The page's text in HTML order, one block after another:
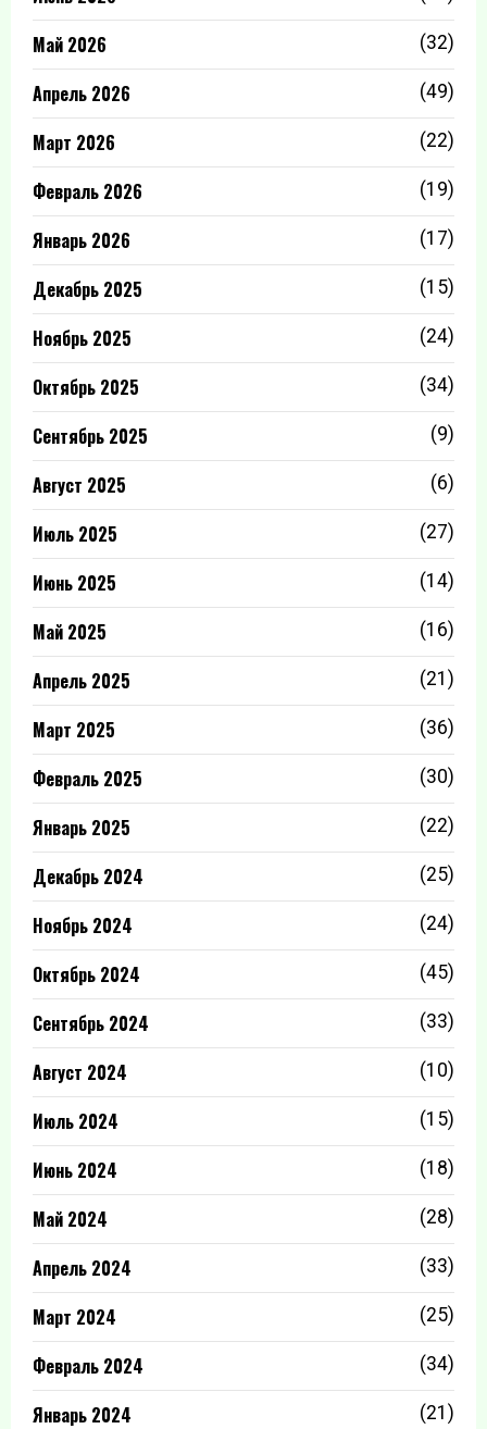
Май 2026 (32)
Апрель 2026 (49)
Март 2026 (22)
Февраль 2026 (19)
Январь 2026 (17)
Декабрь 2025 (15)
Ноябрь 2025 (24)
Октябрь 2025 (34)
Сентябрь 2025 (9)
Август 2025 (6)
Июль 2025 (27)
Июнь 2025 (14)
Май 2025 (16)
Апрель 2025 (21)
Март 2025 (36)
Февраль 2025 (30)
Январь 2025 (22)
Декабрь 2024 (25)
Ноябрь 2024 (24)
Октябрь 2024 (45)
Сентябрь 2024 (33)
Август 2024 (10)
Июль 2024 (15)
Июнь 2024 (18)
Май 2024 (28)
Апрель 2024 (33)
Март 2024 (25)
Февраль 2024 (34)
Январь 2024 (21)